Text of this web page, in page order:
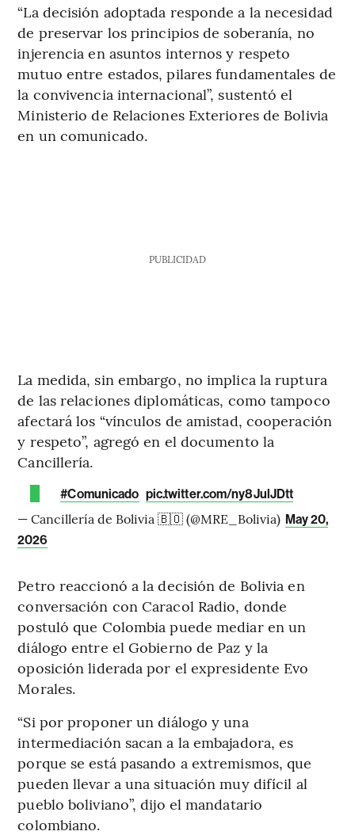
“La decisión adoptada responde a la necesidad
de preservar los principios de soberanía, no
injerencia en asuntos internos y respeto
mutuo entre estados, pilares fundamentales de
la convivencia internacional”, sustentó el
Ministerio de Relaciones Exteriores de Bolivia
en un comunicado.
PUBLICIDAD
La medida, sin embargo, no implica la ruptura
de las relaciones diplomáticas, como tampoco
afectará los “vínculos de amistad, cooperación
y respeto”, agregó en el documento la
Cancillería.
#Comunicado pic.twitter.com/ny8JulJDtt
— Cancillería de Bolivia 🇧🇴 (@MRE_Bolivia) May 20,
2026
Petro reaccionó a la decisión de Bolivia en
conversación con Caracol Radio, donde
postuló que Colombia puede mediar en un
diálogo entre el Gobierno de Paz y la
oposición liderada por el expresidente Evo
Morales.
“Si por proponer un diálogo y una
intermediación sacan a la embajadora, es
porque se está pasando a extremismos, que
pueden llevar a una situación muy difícil al
pueblo boliviano”, dijo el mandatario
colombiano.